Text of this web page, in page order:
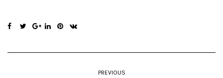
PREVIOUS